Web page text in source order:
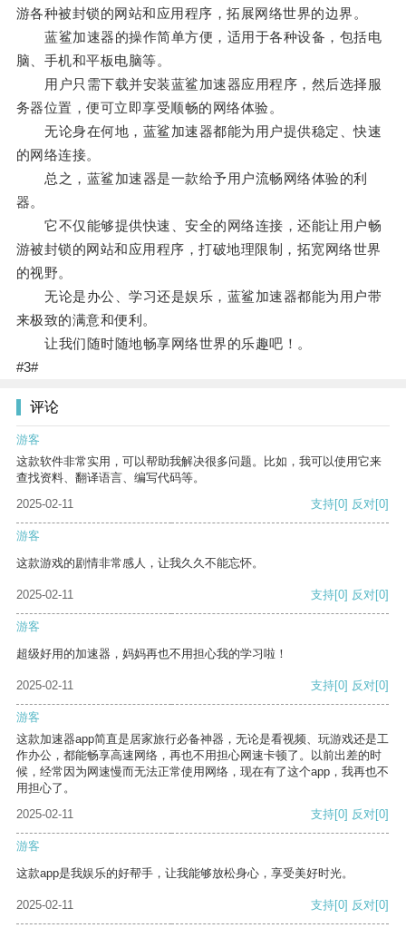
游各种被封锁的网站和应用程序，拓展网络世界的边界。
蓝鲨加速器的操作简单方便，适用于各种设备，包括电
脑、手机和平板电脑等。
用户只需下载并安装蓝鲨加速器应用程序，然后选择服
务器位置，便可立即享受顺畅的网络体验。
无论身在何地，蓝鲨加速器都能为用户提供稳定、快速
的网络连接。
总之，蓝鲨加速器是一款给予用户流畅网络体验的利
器。
它不仅能够提供快速、安全的网络连接，还能让用户畅
游被封锁的网站和应用程序，打破地理限制，拓宽网络世界
的视野。
无论是办公、学习还是娱乐，蓝鲨加速器都能为用户带
来极致的满意和便利。
让我们随时随地畅享网络世界的乐趣吧！。
#3#
评论
游客
这款软件非常实用，可以帮助我解决很多问题。比如，我可以使用它来
查找资料、翻译语言、编写代码等。
2025-02-11
支持[0] 反对[0]
游客
这款游戏的剧情非常感人，让我久久不能忘怀。
2025-02-11 支持[0] 反对[0]
游客
超级好用的加速器，妈妈再也不用担心我的学习啦！
2025-02-11 支持[0] 反对[0]
游客
这款加速器app简直是居家旅行必备神器，无论是看视频、玩游戏还是工
作办公，都能畅享高速网络，再也不用担心网速卡顿了。以前出差的时
候，经常因为网速慢而无法正常使用网络，现在有了这个app，我再也不
用担心了。
2025-02-11
支持[0] 反对[0]
游客
这款app是我娱乐的好帮手，让我能够放松身心，享受美好时光。
2025-02-11 支持[0] 反对[0]